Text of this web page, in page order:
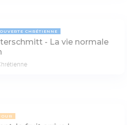
CHRÉTIENNE
- La vie normale